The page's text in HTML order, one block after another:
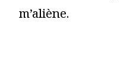
m’aliène.